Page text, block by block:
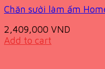
Chăn sưởi làm ấm
2,409,000 VND
Add to cart